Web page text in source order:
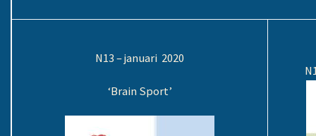
N13 – januari 2020
‘Brain Sport’